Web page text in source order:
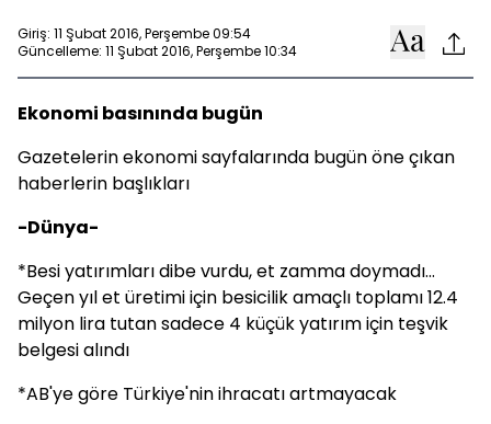
Giriş: 11 Şubat 2016, Perşembe 09:54
Güncelleme: 11 Şubat 2016, Perşembe 10:34
Ekonomi basınında bugün
Gazetelerin ekonomi sayfalarında bugün öne çıkan
haberlerin başlıkları
-Dünya-
*Besi yatırımları dibe vurdu, et zamma doymadı...
Geçen yıl et üretimi için besicilik amaçlı toplamı 12.4
milyon lira tutan sadece 4 küçük yatırım için teşvik
belgesi alındı
*AB'ye göre Türkiye'nin ihracatı artmayacak